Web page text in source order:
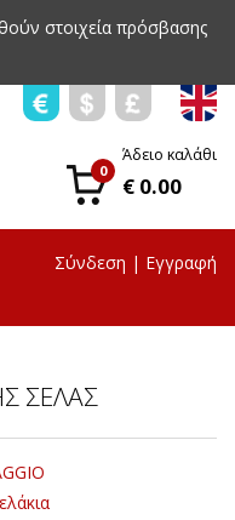
στοιχεία πρόσβασης
0
Άδειο καλάθι
€ 0.00
Σύνδεση | Εγγραφή
ΣΕΛΑΣ